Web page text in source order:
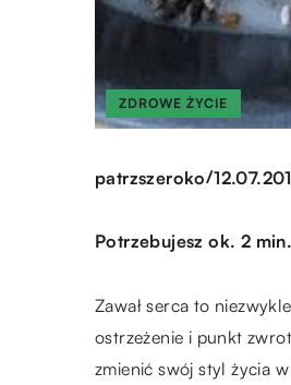
ZDROWE ŻYCIE
patrzszeroko/
Potrzebujesz ok. 2
Zawał serca to
ostrzeżenie i punkt
zmienić swój styl życia